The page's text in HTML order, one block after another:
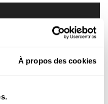
À propos des cookies